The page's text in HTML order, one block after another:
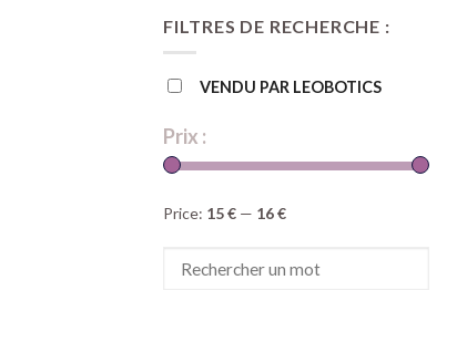
FILTRES DE RECHERCHE :
VENDU PAR LEOBOTICS
Prix :
Price: 15 € — 16 €